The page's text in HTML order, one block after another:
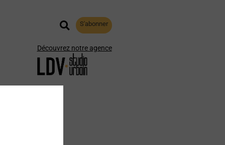
S'abonner
Découvrez notre agence